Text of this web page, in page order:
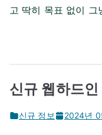
고 딱히 목표 없이
신규 웹하드
신규 정보 2024년